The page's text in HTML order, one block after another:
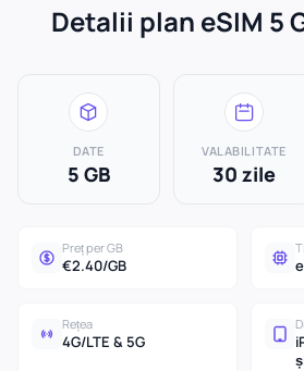
Detalii plan eSIM 5
DATE
5 GB
VALABILITATE
30 zile
Preț per GB
€2.40/GB
Rețea
4G/LTE & 5G